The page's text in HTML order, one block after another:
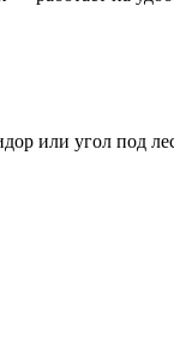
или угол под